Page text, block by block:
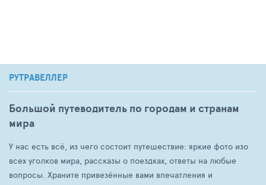
РУТРАВЕЛЛЕР
Большой путеводитель по городам и странам
мира
У нас есть всё, из чего состоит путешествие: яркие фото изо
всех уголков мира, рассказы о поездках, ответы на любые
вопросы. Храните привезённые вами впечатления и